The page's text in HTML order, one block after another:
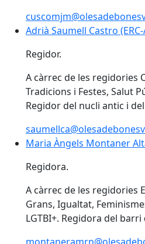
Adrià Saumell Castro
Adrià Saumell Castro
Regidor.
A càrrec de les regidories
Tradicions i Festes, Salut
Regidor del nucli antic i
Maria Àngels Montaner
Maria Àngels Montaner
Regidora.
A càrrec de les regidories
Grans, Igualtat,
LGTBI+. Regidora del barri